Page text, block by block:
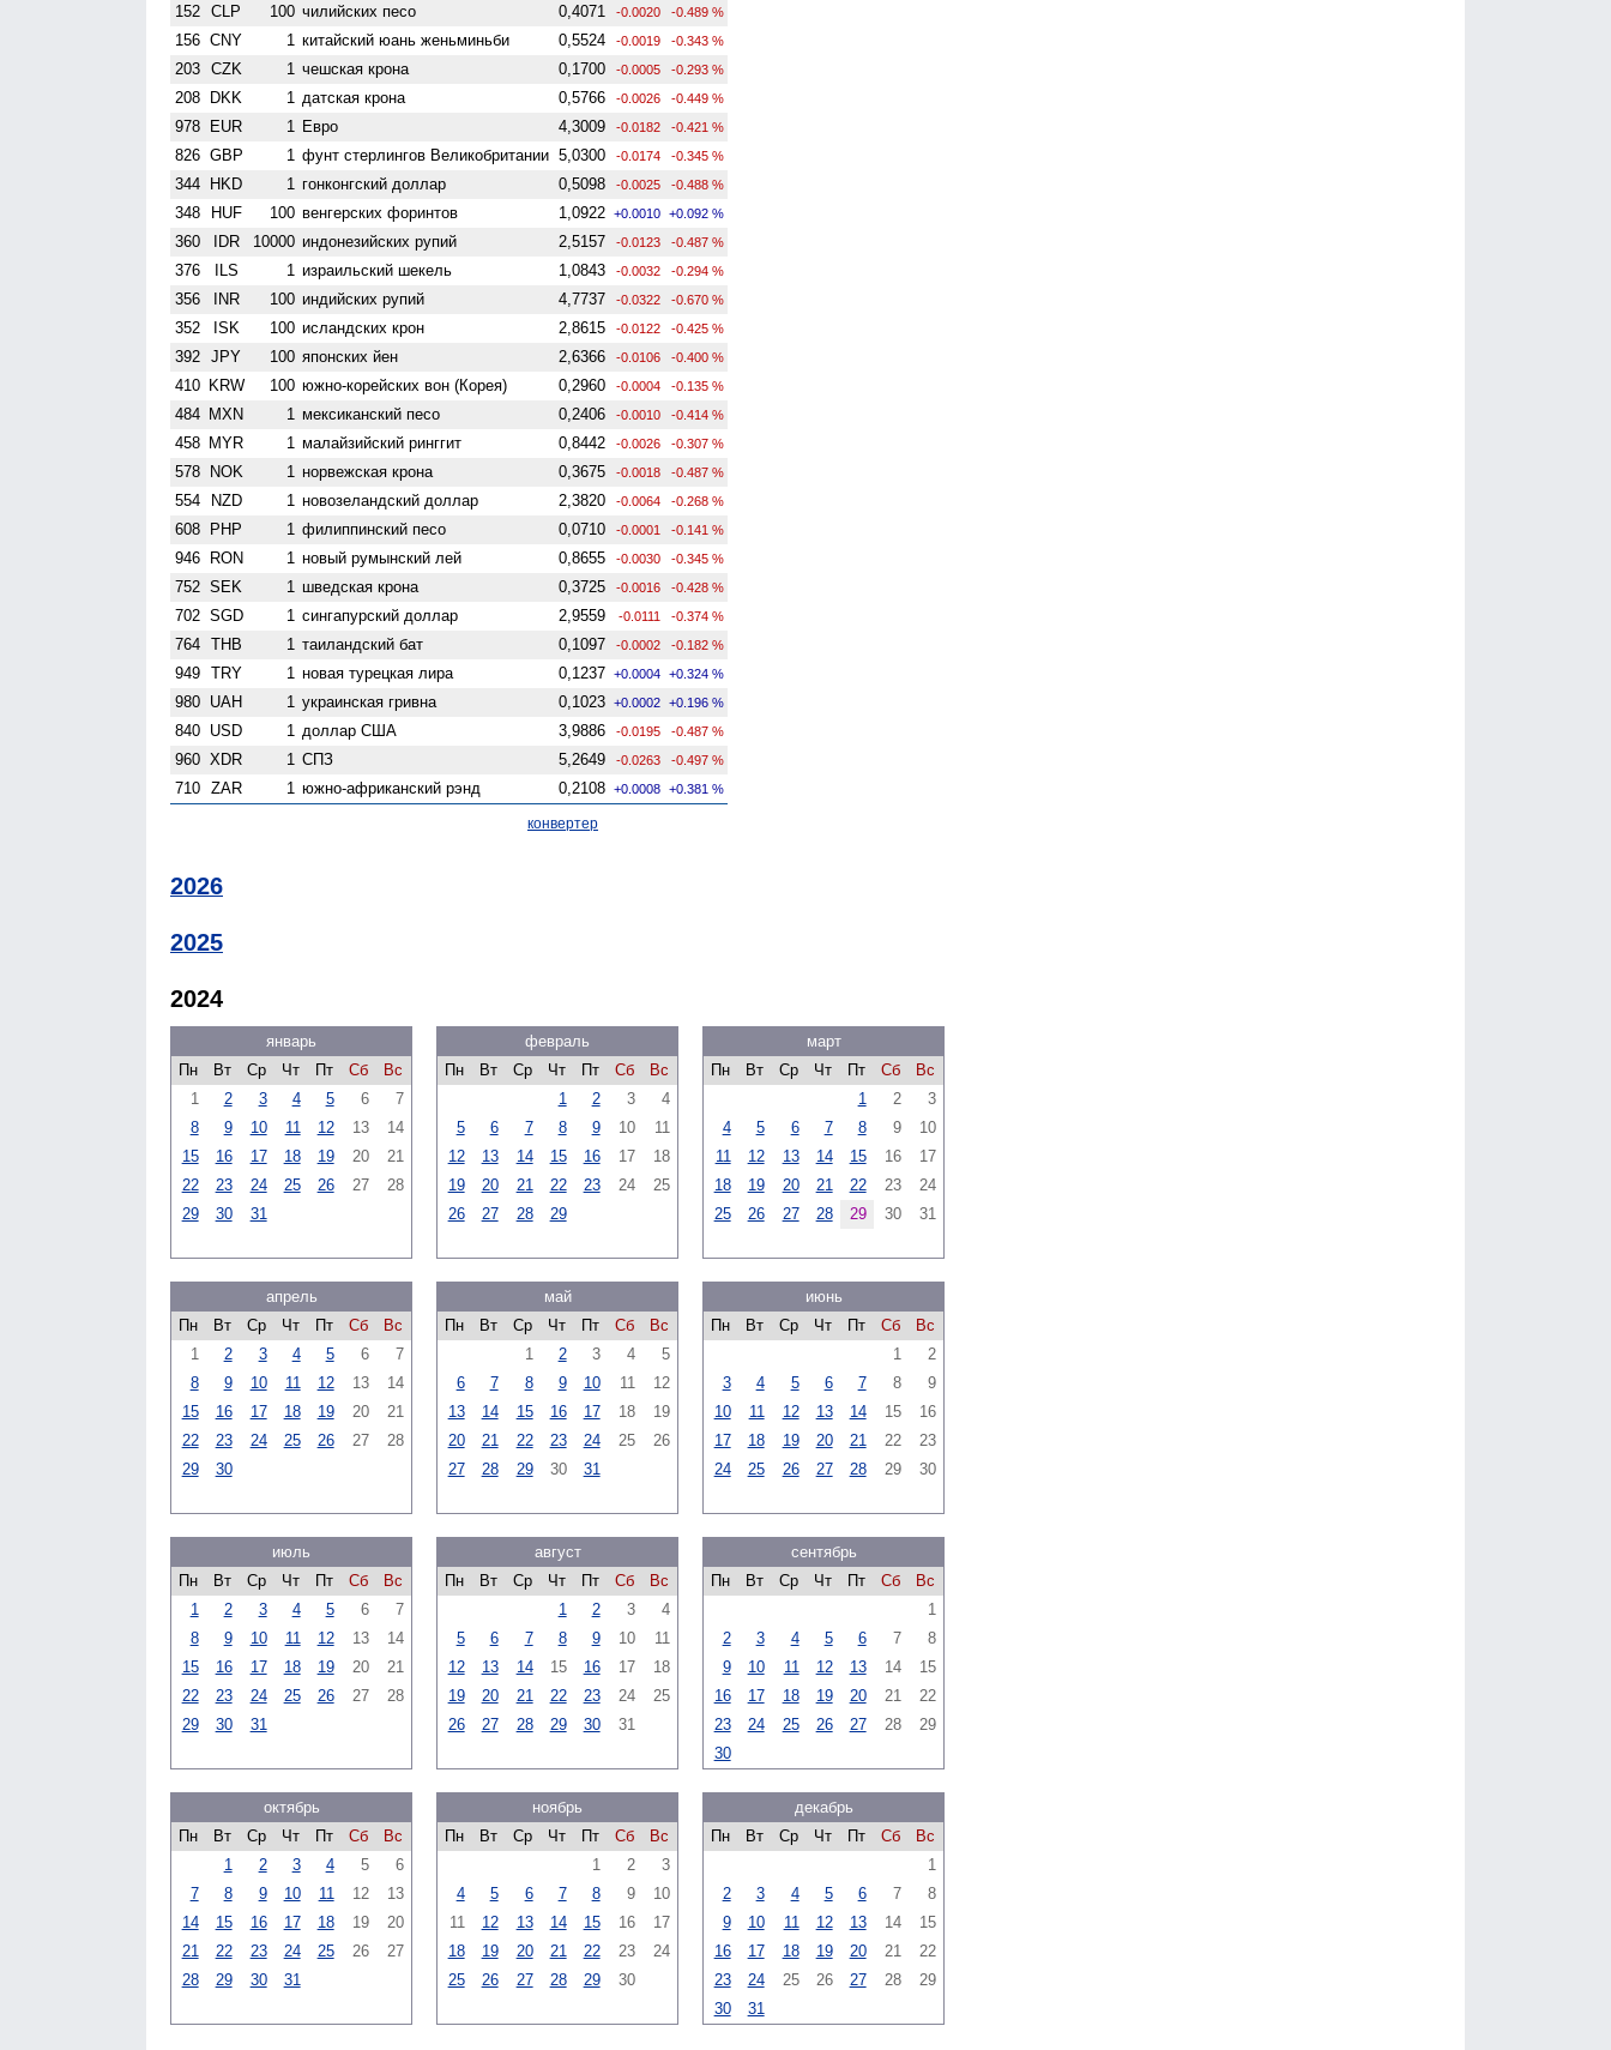
152 CLP 100 чилийских песо 0,4071 -0.0020 -0.489 %
156 CNY 1 китайский юань женьминьби 0,5524 -0.0019 -0.343 %
203 CZK 1 чешская крона 0,1700 -0.0005 -0.293 %
208 DKK 1 датская крона 0,5766 -0.0026 -0.449 %
978 EUR 1 Евро 4,3009 -0.0182 -0.421 %
826 GBP 1 фунт стерлингов Велико­британии 5,0300 -0.0174 -0.345 %
344 HKD 1 гонконгский доллар 0,5098 -0.0025 -0.488 %
348 HUF 100 венгерских форинтов 1,0922 +0.0010 +0.092 %
360 IDR 10000 индонезийских рупий 2,5157 -0.0123 -0.487 %
376 ILS 1 израильский шекель 1,0843 -0.0032 -0.294 %
356 INR 100 индийских рупий 4,7737 -0.0322 -0.670 %
352 ISK 100 исландских крон 2,8615 -0.0122 -0.425 %
392 JPY 100 японских йен 2,6366 -0.0106 -0.400 %
410 KRW 100 южно-корейских вон (Корея) 0,2960 -0.0004 -0.135 %
484 MXN 1 мексиканский песо 0,2406 -0.0010 -0.414 %
458 MYR 1 малайзийский ринггит 0,8442 -0.0026 -0.307 %
578 NOK 1 норвежская крона 0,3675 -0.0018 -0.487 %
554 NZD 1 ново­зеландский доллар 2,3820 -0.0064 -0.268 %
608 PHP 1 филиппинский песо 0,0710 -0.0001 -0.141 %
946 RON 1 новый румынский лей 0,8655 -0.0030 -0.345 %
752 SEK 1 шведская крона 0,3725 -0.0016 -0.428 %
702 SGD 1 сингапурский доллар 2,9559 -0.0111 -0.374 %
764 THB 1 таиландский бат 0,1097 -0.0002 -0.182 %
949 TRY 1 новая турецкая лира 0,1237 +0.0004 +0.324 %
980 UAH 1 украинская гривна 0,1023 +0.0002 +0.196 %
840 USD 1 доллар США 3,9886 -0.0195 -0.487 %
960 XDR 1 СПЗ 5,2649 -0.0263 -0.497 %
710 ZAR 1 южно-африканский рэнд 0,2108 +0.0008 +0.381 %
конвертер
2026
2025
2024
январь
Пн
Вт Ср Чт Пт Сб
Вс
1
2 3 4 5 6
7
8
9 10 11 12 13
14
15
16 17 18 19 20
21
22
23 24 25 26 27
28
29
30 31
февраль
Пн
Вт Ср Чт Пт Сб
Вс
1
2 3
4
5
6 7 8 9 10
11
12
13 14 15 16 17
18
19
20 21 22 23 24
25
26
27 28 29
март
Пн
Вт Ср Чт Пт Сб
Вс
1
2
3
4
5 6 7 8 9
10
11
12 13 14 15 16
17
18
19 20 21 22 23
24
25
26 27 28 29 30 31
апрель
Пн
Вт Ср Чт Пт Сб
Вс
1
2 3 4 5 6
7
8
9 10 11 12 13
14
15
16 17 18 19 20
21
22
23 24 25 26 27
28
29
30
май
Пн
Вт Ср Чт Пт Сб
Вс
1
2 3 4
5
6
7 8 9 10 11
12
13
14 15 16 17 18
19
20
21 22 23 24 25
26
27
28 29 30 31
июнь
Пн
Вт Ср Чт Пт Сб
Вс
1
2
3
4 5 6 7 8
9
10
11 12 13 14 15
16
17
18 19 20 21 22
23
24
25 26 27 28 29 30
июль
Пн
Вт Ср Чт Пт Сб
Вс
1
2 3 4 5 6
7
8
9 10 11 12 13
14
15
16 17 18 19 20
21
22
23 24 25 26 27
28
29
30 31
август
Пн
Вт Ср Чт Пт Сб
Вс
1
2 3
4
5
6 7 8 9 10
11
12
13 14 15 16 17
18
19
20 21 22 23 24
25
26
27 28 29 30 31
сентябрь
Пн
Вт Ср Чт Пт Сб
Вс
1
2
3 4 5 6 7
8
9
10 11 12 13 14
15
16
17 18 19 20 21
22
23
24 25 26 27 28
29
30
октябрь
Пн
Вт Ср Чт Пт Сб
Вс
1
2 3 4 5
6
7
8 9 10 11 12
13
14
15 16 17 18 19
20
21
22 23 24 25 26
27
28
29 30 31
ноябрь
Пн
Вт Ср Чт Пт Сб
Вс
1
2
3
4
5 6 7 8 9
10
11
12 13 14 15 16
17
18
19 20 21 22 23
24
25
26 27 28 29 30
декабрь
Пн
Вт Ср Чт Пт Сб
Вс
1
2
3 4 5 6 7
8
9
10 11 12 13 14
15
16
17 18 19 20 21
22
23
24 25 26 27 28
29
30
31